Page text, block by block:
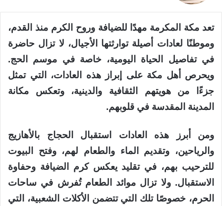
تعد مكة المكرمة مهدًا للضيافة وروح الكرم منذ القدم،
وموطنًا لعادات أصيلة توارثتها الأجيال، لا تزال حاضرة
في تفاصيل الحياة اليومية، خاصة في موسم الحج.
ويحرص أهل مكة على إبراز هذه العادات، التي تمثل
جزءًا من هويتهم الثقافية والدينية، وتعكس مكانة
المدينة المقدسة في قلوبهم.
ومن أبرز هذه العادات استقبال الحجاج بالأهازيج
والرياحين، وتقديم الماء والطعام لهم، وفتح البيوت
للترحيب بهم، في تقليد يعكس كرم الضيافة وحفاوة
الاستقبال. ولا تزال موائد الطعام تُفرش في ساحات
الحرم، خصوصًا تلك التي تتضمن الأكلات الشعبية، التي